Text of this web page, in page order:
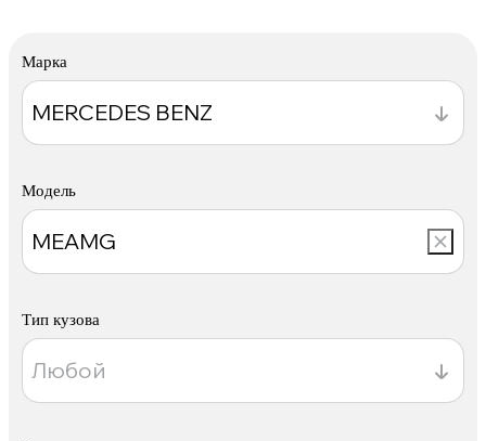
Марка
Модель
Тип кузова